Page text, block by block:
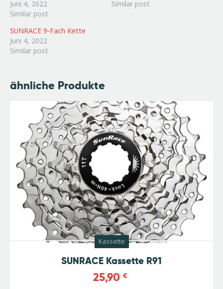
Juni 4, 2022
Similar post
Similar post
SUNRACE 9-Fach Kette
Juni 4, 2022
Similar post
ähnliche Produkte
Kassette
SUNRACE Kassette R91
25,90 €